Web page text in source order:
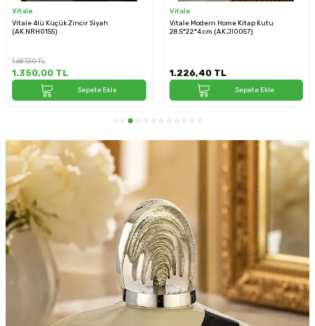
Vitale
Vitale 4lü Küçük Zincir Siyah
(AK.NRH0155)
1.687,50TL
1.350,00 TL
Sepete Ekle
Vitale
Vitale Modern Home Kitap Kutu
28.5*22*4 cm (AK.JI0057)
1.226,40TL
Sepete Ekle